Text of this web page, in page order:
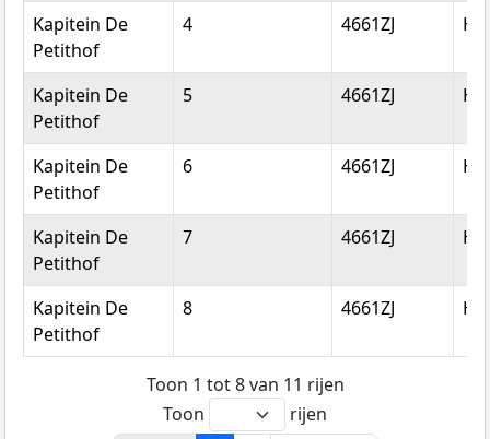
Kapitein De
Petithof
4 4661ZJ
Kapitein De
Petithof
5 4661ZJ
Kapitein De
Petithof
6 4661ZJ
Kapitein De
Petithof
7 4661ZJ
Kapitein De
Petithof
8 4661ZJ
Toon 1 tot 8 van 11 rijen
Toon
rijen